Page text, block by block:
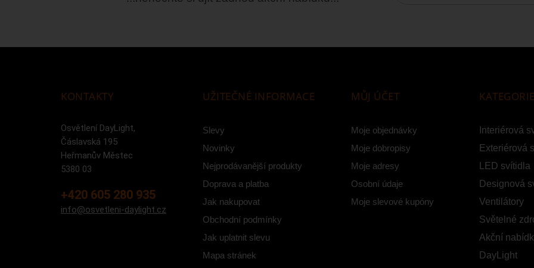
KONTAKTY
Osvětlení DayLight,
Čáslavská 195
Heřmanův Městec
5380 03
+420 605 280 935
info@osvetleni-daylight.cz
UŽITEČNÉ INFORMACE
Slevy
Novinky
Nejprodávanější produkty
Doprava a platba
Jak nakupovat
Obchodní podmínky
Jak uplatnit slevu
Mapa stránek
MŮJ ÚČET
Moje objednávky
Moje dobropisy
Moje adresy
Osobní údaje
Moje slevové kupóny
KATEGORIE
Interiérová
Exteriérová
LED svítidla
Designová
Ventilátory
Světelné
Akční
DayLight